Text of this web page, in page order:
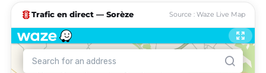
traffic Trafic en direct — Sorèze Source : Waze Live Map